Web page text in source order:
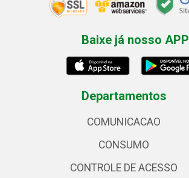
Baixe já nosso APP
Departamentos
COMUNICACAO
CONSUMO
CONTROLE DE ACESSO